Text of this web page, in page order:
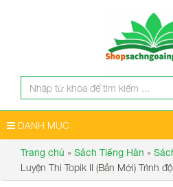
DANH MỤC
Trang chủ » Sách Tiếng Hàn »
Luyện Thi Topik II (Bản Mới) Trình